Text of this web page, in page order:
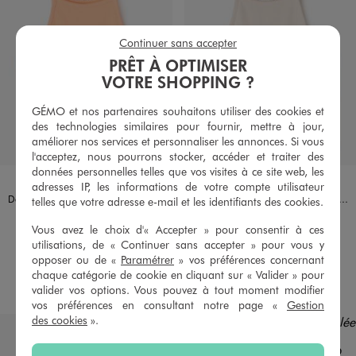
Disponible en 3 coloris
BLANC CHINE
ORANGE CLAIR
VIOLET STANDARD
Débardeur en maille côtelée à fines bretelles fille
5/5 de moyenne
(3 avis)
AJOUTERAU PANIER
Disponible en 3 coloris
BLANC CHINE
ORANGE CLAIR
VIOLET STANDARD
Débardeur en maille côtelée à fines bretelles fille
4.5/5 de moyenne
(10 avis)
AJOUTER AU PANIER
PRÊT À OPTIMISER
VOTRE SHOPPING ?
GÉMO et nos partenaires souhaitons utiliser des cookies et
des technologies similaires pour fournir, mettre à jour,
améliorer nos services et personnaliser les annonces. Si vous
l'acceptez, nous pourrons stocker, accéder et traiter des
données personnelles telles que vos visites à ce site web, les
adresses IP, les informations de votre compte utilisateur
telles que votre adresse e-mail et les identifiants des cookies.
Vous avez le choix d'« Accepter » pour consentir à ces
utilisations, de « Continuer sans accepter » pour vous y
opposer ou de « Paramétrer » vos préférences concernant
chaque catégorie de cookie en cliquant sur « Valider » pour
valider vos options. Vous pouvez à tout moment modifier
vos préférences en consultant notre page « Gestion
des cookies ».
Continuer sans accepter